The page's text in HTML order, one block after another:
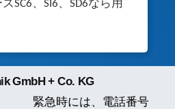
SC6、SI6、SD6なら用
GmbH + Co. KG
緊急時には、電話番号